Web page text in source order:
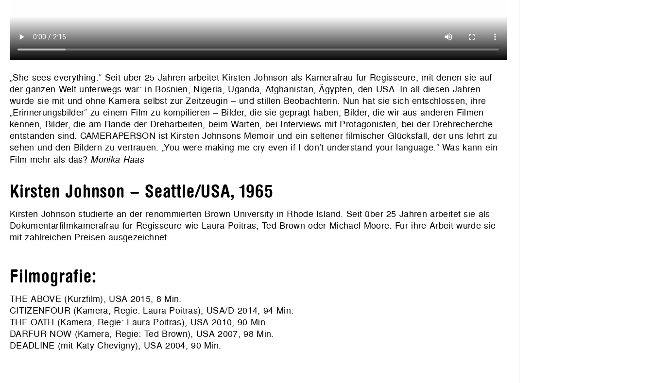
„She sees everything.“ Seit über 25 Jahren arbeitet Kirsten Johnson als Kamerafrau für Regisseure, mit denen sie auf
der ganzen Welt unterwegs war: in Bosnien, Nigeria, Uganda, Afghanistan, Ägypten, den USA. In all diesen Jahren
wurde sie mit und ohne Kamera selbst zur Zeitzeugin – und stillen Beobachterin. Nun hat sie sich entschlossen, ihre
„Erinnerungsbilder“ zu einem Film zu kompilieren – Bilder, die sie geprägt haben, Bilder, die wir aus anderen Filmen
kennen, Bilder, die am Rande der Dreharbeiten, beim Warten, bei Interviews mit Protagonisten, bei der Drehrecherche
entstanden sind. CAMERAPERSON ist Kirsten Johnsons Memoir und ein seltener filmischer Glücksfall, der uns lehrt zu
sehen und den Bildern zu vertrauen. „You were making me cry even if I don’t understand your language.“ Was kann ein
Film mehr als das? Monika Haas
Kirsten Johnson – Seattle/USA, 1965
Kirsten Johnson studierte an der renommierten Brown University in Rhode Island. Seit über 25 Jahren arbeitet sie als
Dokumentarfilmkamerafrau für Regisseure wie Laura Poitras, Ted Brown oder Michael Moore. Für ihre Arbeit wurde sie
mit zahlreichen Preisen ausgezeichnet.
Filmografie:
THE ABOVE (Kurzfilm), USA 2015, 8 Min.
CITIZENFOUR (Kamera, Regie: Laura Poitras), USA/D 2014, 94 Min.
THE OATH (Kamera, Regie: Laura Poitras), USA 2010, 90 Min.
DARFUR NOW (Kamera, Regie: Ted Brown), USA 2007, 98 Min.
DEADLINE (mit Katy Chevigny), USA 2004, 90 Min.